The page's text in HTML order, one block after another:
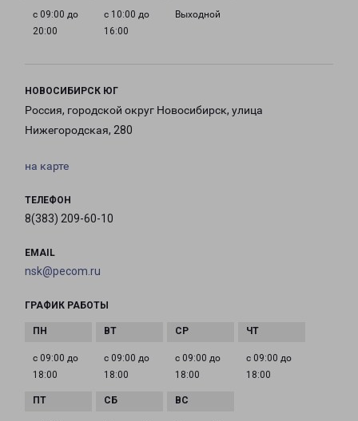
с 09:00 до
20:00
с 10:00 до
16:00
Выходной
НОВОСИБИРСК ЮГ
Россия, городской округ Новосибирск, улица
Нижегородская, 280
на карте
ТЕЛЕФОН
8(383) 209-60-10
EMAIL
nsk@pecom.ru
ГРАФИК РАБОТЫ
с 09:00 до
18:00
с 09:00 до
18:00
с 09:00 до
18:00
с 09:00 до
18:00